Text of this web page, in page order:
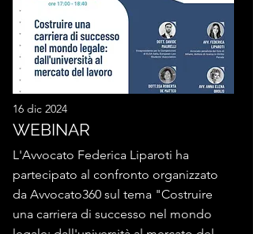
16 dic 2024
WEBINAR
L'Avvocato Federica Liparoti ha
partecipato al confronto organizzato
da Avvocato360 sul tema "Costruire
una carriera di successo nel mondo